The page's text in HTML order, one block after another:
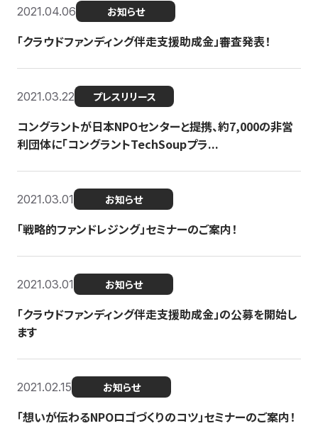
2021.04.06 お知らせ
「クラウドファンディング伴走支援助成金」審査発表！
2021.03.22 プレスリリース
コングラントが日本NPOセンターと提携、約7,000の非営
利団体に「コングラントTechSoupプラ...
2021.03.01 お知らせ
「戦略的ファンドレジング」セミナーのご案内！
2021.03.01 お知らせ
「クラウドファンディング伴走支援助成金」の公募を開始し
ます
2021.02.15 お知らせ
「想いが伝わるNPOロゴづくりのコツ」セミナーのご案内！